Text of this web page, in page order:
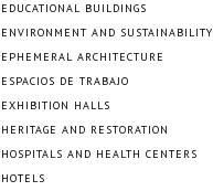
EDUCATIONAL BUILDINGS
ENVIRONMENT AND SUSTAINABILITY
EPHEMERAL ARCHITECTURE
ESPACIOS DE TRABAJO
EXHIBITION HALLS
HERITAGE AND RESTORATION
HOSPITALS AND HEALTH CENTERS
HOTELS